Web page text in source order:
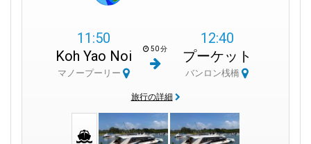
11:50
Koh Yao Noi
マノープーリー
50 分
12:40
プーケット
バンロン桟橋
旅行の詳細